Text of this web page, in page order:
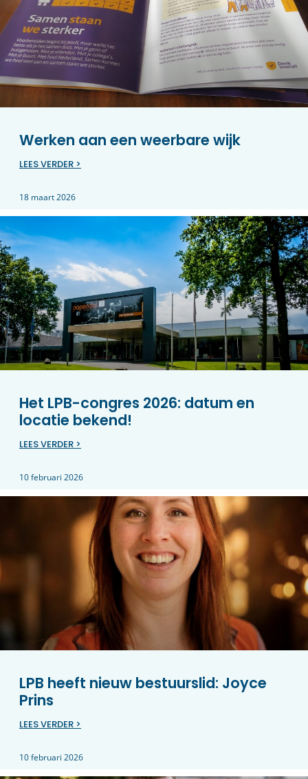
Werken aan een weerbare wijk
LEES VERDER >
18 maart 2026
Het LPB-congres 2026: datum en
locatie bekend!
LEES VERDER >
10 februari 2026
LPB heeft nieuw bestuurslid: Joyce
Prins
LEES VERDER >
10 februari 2026